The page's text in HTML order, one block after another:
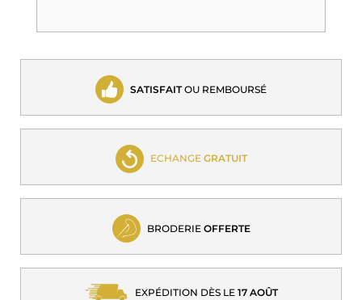
SATISFAITOU REMBOURSÉ
ECHANGE GRATUIT
BRODERIE OFFERTE
EXPÉDITION DÈS LE 17 AOÛT